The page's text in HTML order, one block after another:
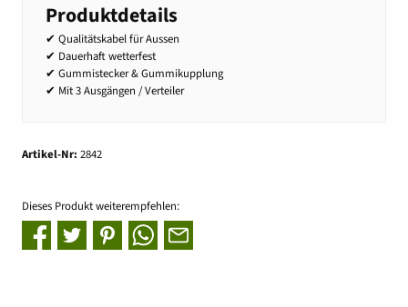
Produktdetails
✔ Qualitätskabel für Aussen
✔ Dauerhaft wetterfest
✔ Gummistecker & Gummikupplung
✔ Mit 3 Ausgängen / Verteiler
Artikel-Nr: 2842
Dieses Produkt weiterempfehlen: